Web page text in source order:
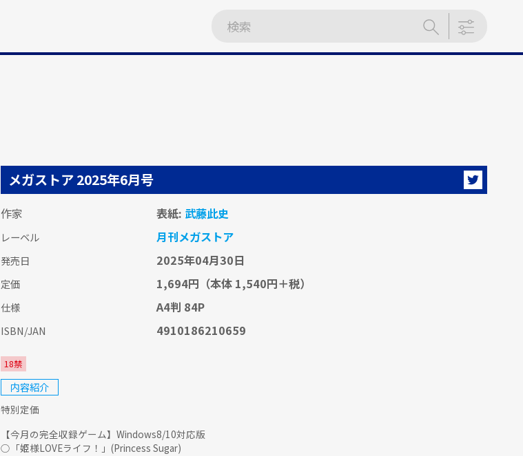
メガストア 2025年6月号
作家 表紙: 武藤此史
レーベル 月刊メガストア
発売日 2025年04月30日
定価 1,694円 （本体 1,540円＋税）
仕様 A4判 84P
ISBN/JAN 4910186210659
18禁
内容紹介
特別定価
【今月の完全収録ゲーム】Windows8/10対応版
○「姫様LOVEライフ！」(Princess Sugar)